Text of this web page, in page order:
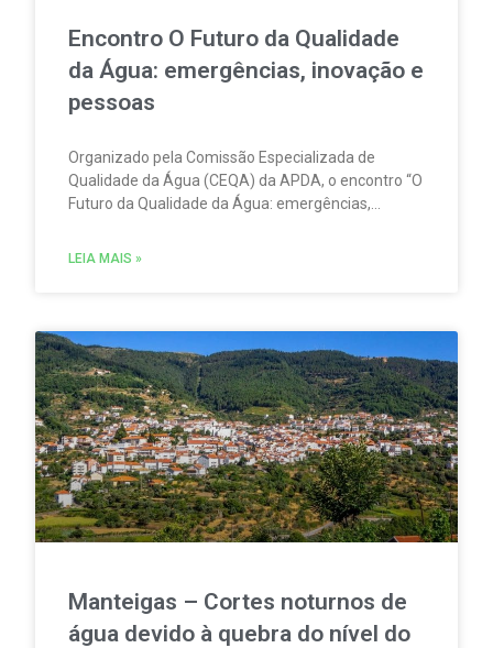
Encontro O Futuro da Qualidade
da Água: emergências, inovação e
pessoas
Organizado pela Comissão Especializada de
Qualidade da Água (CEQA) da APDA, o encontro “O
Futuro da Qualidade da Água: emergências,
de Serviços e Comércio do Oeste, em Torres
LEIA MAIS »
Manteigas – Cortes noturnos de
água devido à quebra do nível do